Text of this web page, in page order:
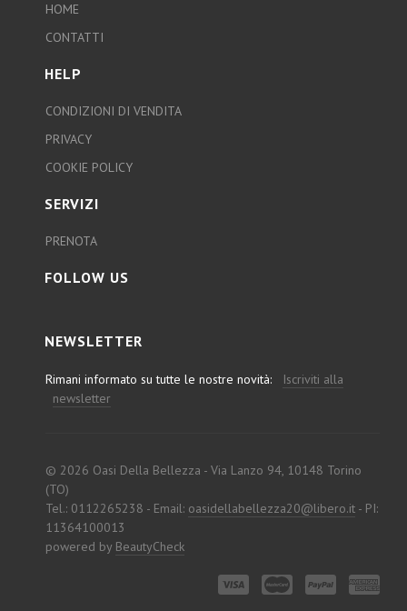
HOME
CONTATTI
HELP
CONDIZIONI DI VENDITA
PRIVACY
COOKIE POLICY
SERVIZI
PRENOTA
FOLLOW US
NEWSLETTER
Rimani informato su tutte le nostre novità:
Iscriviti alla
newsletter
© 2026 Oasi Della Bellezza - Via Lanzo 94, 10148 Torino
(TO)
Tel.: 0112265238 - Email: oasidellabellezza20@libero.it - PI:
11364100013
powered by BeautyCheck
Visa MasterCard
PayPal
American